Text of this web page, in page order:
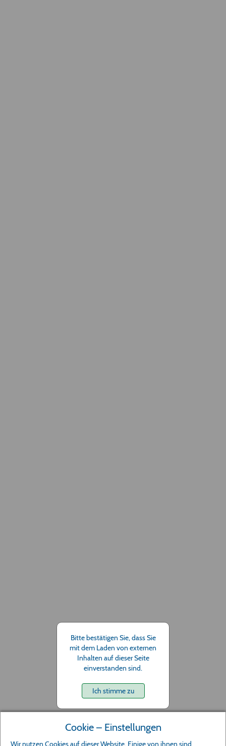
Bitte bestätigen Sie, dass Sie
mit dem Laden von externen
Inhalten auf dieser Seite
einverstanden sind.
Ich stimme zu
Cookie – Einstellungen
Wir nutzen Cookies auf dieser Website. Einige von ihnen sind